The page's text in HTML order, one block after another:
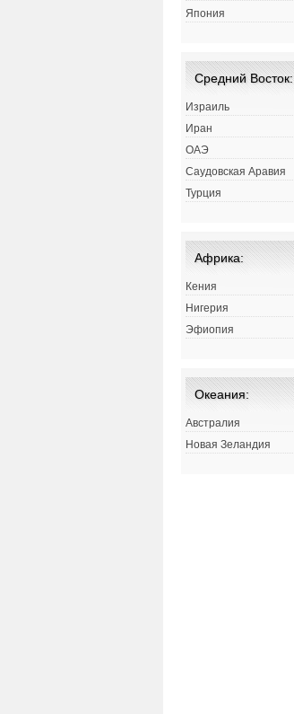
Япония
Средний Восток:
Израиль
Иран
ОАЭ
Саудовская Аравия
Турция
Африка:
Кения
Нигерия
Эфиопия
Океания:
Австралия
Новая Зеландия